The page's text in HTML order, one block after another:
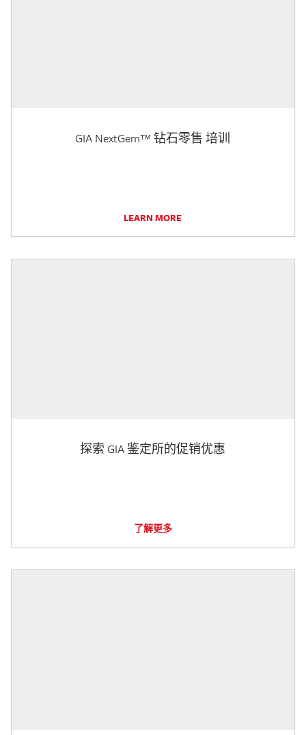
GIA NextGem™ 钻石零售 培训
LEARN MORE
探索 GIA 鉴定所的促销优惠
了解更多